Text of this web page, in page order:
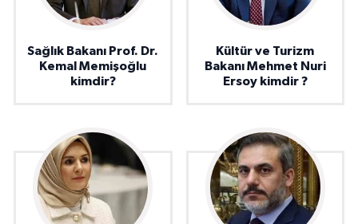
Sağlık Bakanı Prof. Dr.
Kemal Memişoğlu
kimdir?
Kültür ve Turizm
Bakanı Mehmet Nuri
Ersoy kimdir ?